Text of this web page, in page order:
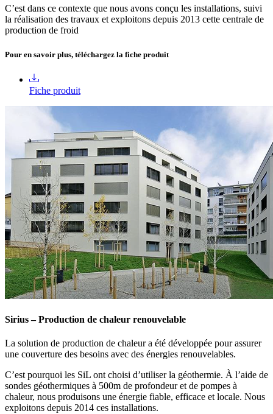
C’est dans ce contexte que nous avons conçu les installations, suivi
la réalisation des travaux et exploitons depuis 2013 cette centrale de
production de froid
Pour en savoir plus, téléchargez la fiche produit
Fiche produit
Sirius – Production de chaleur renouvelable
La solution de production de chaleur a été développée pour assurer
une couverture des besoins avec des énergies renouvelables.
C’est pourquoi les SiL ont choisi d’utiliser la géothermie. À l’aide de
sondes géothermiques à 500m de profondeur et de pompes à
chaleur, nous produisons une énergie fiable, efficace et locale. Nous
exploitons depuis 2014 ces installations.